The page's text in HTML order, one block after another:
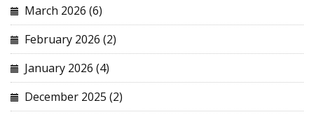
March 2026 (6)
February 2026 (2)
January 2026 (4)
December 2025 (2)